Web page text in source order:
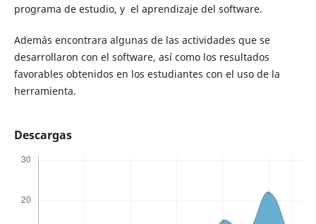
programa de estudio, y el aprendizaje del software.
Además encontrara algunas de las actividades que se
desarrollaron con el software, así como los resultados
favorables obtenidos en los estudiantes con el uso de la
herramienta.
Descargas